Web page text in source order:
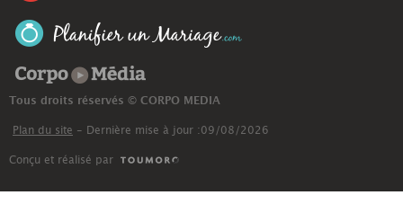
Tous droits réservés © CORPO MEDIA
Plan du site - Dernière mise à jour :09/08/2026
Conçu et réalisé par